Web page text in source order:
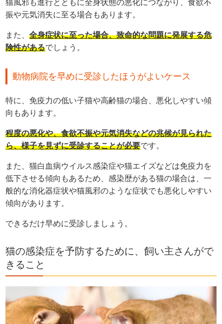
猫風邪も進行とともに全身状態の悪化につながり、食欲不
振や元気消失に至る場合もあります。
また、全身症状に至った場合、致命的な問題に発展する危
険性があるでしょう。
動物病院を早めに受診したほうがよいケース
特に、免疫力の低い子猫や高齢猫の場合、悪化しやすい傾
向もあります。
程度の悪化や、食欲不振や元気消失などの兆候が見られた
ら、様子を見ずに受診することが必要です。
また、猫白血病ウイルス感染症や猫エイズなどは免疫力を
低下させる傾向もあるため、感染歴がある猫の場合は、一
般的な消化器症状や猫風邪のような症状でも悪化しやすい
傾向があります。
できるだけ早めに受診しましょう。
猫の感染症を予防するために、飼い主さんがで
きること